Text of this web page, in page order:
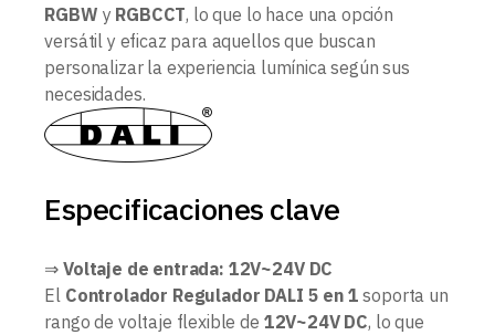
RGBW y RGBCCT, lo que lo hace una opción
versátil y eficaz para aquellos que buscan
personalizar la experiencia lumínica según sus
necesidades.
Especificaciones clave
⇒ Voltaje de entrada: 12V~24V DC
El Controlador Regulador DALI 5 en 1 soporta un
rango de voltaje flexible de 12V~24V DC, lo que